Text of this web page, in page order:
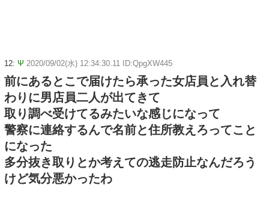
12: Ψ 2020/09/02(水) 12:34:30.11 ID:QpgXW445
前にあるとこで届けたら承った女店員と入れ替
わりに男店員二人が出てきて
取り調べ受けてるみたいな感じになって
警察に連絡するんで名前と住所教えろってこと
になった
多分抜き取りとか考えての逃走防止なんだろう
けど気分悪かったわ